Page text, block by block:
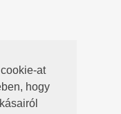
at
hogy